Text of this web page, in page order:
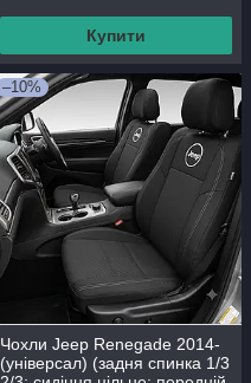
Купити
–10%
Чохли Jeep Renegade 2014-
(універсал) (задня спинка 1/3